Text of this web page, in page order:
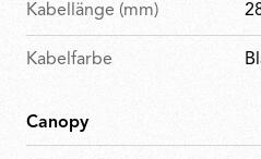
Kabellänge (mm)
Kabelfarbe
Canopy